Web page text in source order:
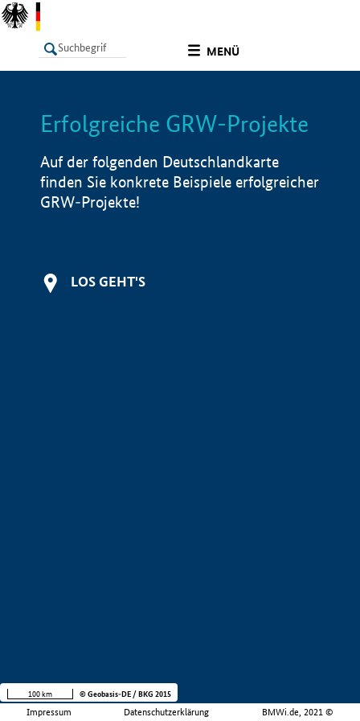
MENÜ
LISTE Info
Erfolgreiche GRW-Projekte
Auf der folgenden Deutschlandkarte
finden Sie konkrete Beispiele erfolgreicher
GRW-Projekte!
LOS GEHT'S
Impressum Datenschutzerklärung BMWi.de, 2021 ©
100 km © Geobasis-DE / BKG 2015